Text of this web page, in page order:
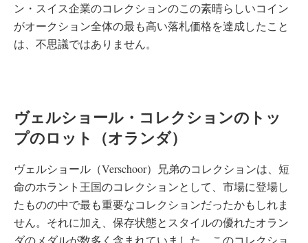
ン・スイス企業のコレクションのこの素晴らしいコイン
がオークション全体の最も高い落札価格を達成したこと
は、不思議ではありません。
ヴェルショール・コレクションのトッ
プのロット（オランダ）
ヴェルショール（Verschoor）兄弟のコレクションは、短
命のホラント王国のコレクションとして、市場に登場し
たものの中で最も重要なコレクションだったかもしれま
せん。それに加え、保存状態とスタイルの優れたオラン
ダのメダルが数多く含まれていました。このコレクショ